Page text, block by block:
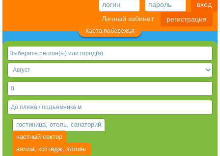
Отзывы
Справочный раздел
Видео
3D туры
Веб-камеры
вход
Личный кабинет
регистрация
Карта побережья
гостиница, отель, санаторий
частный сектор
вилла, коттедж, эллинг